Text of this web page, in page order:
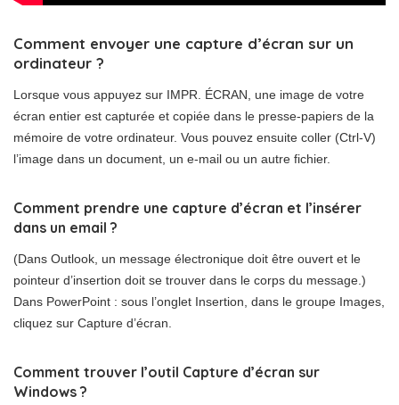
Comment envoyer une capture d’écran sur un
ordinateur ?
Lorsque vous appuyez sur IMPR. ÉCRAN, une image de votre
écran entier est capturée et copiée dans le presse-papiers de la
mémoire de votre ordinateur. Vous pouvez ensuite coller (Ctrl-V)
l’image dans un document, un e-mail ou un autre fichier.
Comment prendre une capture d’écran et l’insérer
dans un email ?
(Dans Outlook, un message électronique doit être ouvert et le
pointeur d’insertion doit se trouver dans le corps du message.)
Dans PowerPoint : sous l’onglet Insertion, dans le groupe Images,
cliquez sur Capture d’écran.
Comment trouver l’outil Capture d’écran sur
Windows ?